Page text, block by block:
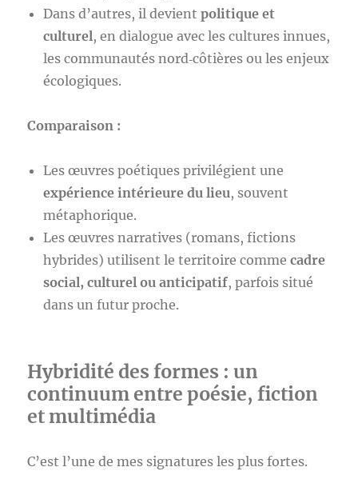
Dans d’autres, il devientpolitique et
culturel, en dialogue avec les cultures innues,
les communautés nord‑côtières ou les enjeux
écologiques.
Comparaison :
Les œuvres poétiques privilégient une
expérience intérieure du lieu, souvent
métaphorique.
Les œuvres narratives (romans, fictions
hybrides) utilisent le territoire commecadre
social, culturel ou anticipatif, parfois situé
dans un futur proche.
Hybridité des formes : un
continuum entre poésie, fiction
et multimédia
C’est l’une de mes signatures les plus fortes.